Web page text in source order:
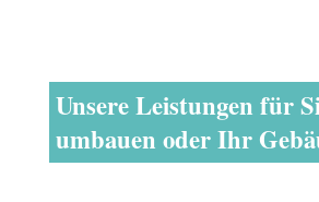
Unsere Leistungen für
umbauen oder Ihr